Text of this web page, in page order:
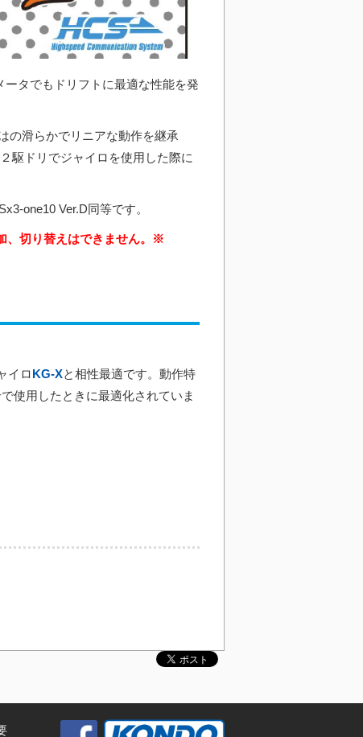
タでもドリフトに最適な性能を発
の滑らかでリニアな動作を継承
駆ドリでジャイロを使用した際に
one10 Ver.D同等です。
、切り替えはできません。※
イロKG-Xと相性最適です。動作特
使用したときに最適化されていま